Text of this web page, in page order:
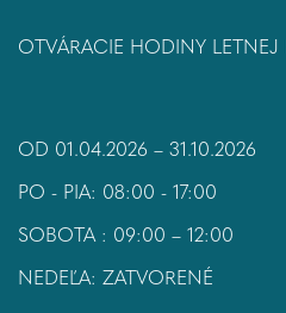
OTVÁRACIE HODINY LETNEJ
OD 01.04.2026 – 31.10.2026
PO - PIA: 08:00 - 17:00
SOBOTA : 09:00 – 12:00
NEDEĽA: ZATVORENÉ